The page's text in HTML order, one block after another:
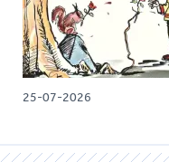
25-07-2026